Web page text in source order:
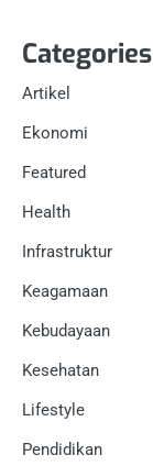
Categories
Artikel
Ekonomi
Featured
Health
Infrastruktur
Keagamaan
Kebudayaan
Kesehatan
Lifestyle
Pendidikan